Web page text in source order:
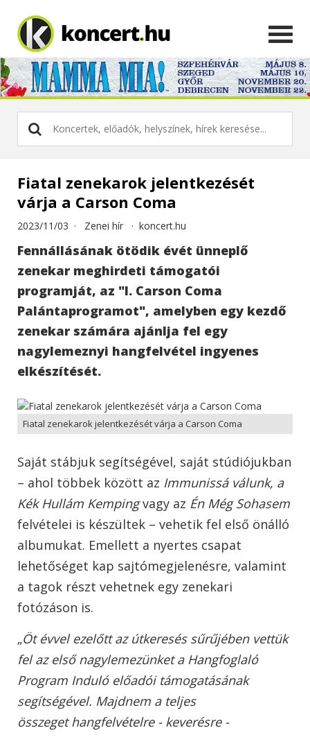
Fiatal zenekarok jelentkezését
várja a Carson Coma
2023/11/03 · Zenei hír · koncert.hu
Fennállásának ötödik évét ünneplő
zenekar meghirdeti támogatói
programját, az "I. Carson Coma
Palántaprogramot", amelyben egy kezdő
zenekar számára ajánlja fel egy
nagylemeznyi hangfelvétel ingyenes
elkészítését.
Fiatal zenekarok jelentkezését várja a Carson Coma
Saját stábjuk segítségével, saját stúdiójukban
– ahol többek között az Immunissá válunk, a
Kék Hullám Kempingvagy az Én Még Sohasem
felvételei is készültek – vehetik fel első önálló
albumukat. Emellett a nyertes csapat
lehetőséget kap sajtómegjelenésre, valamint
a tagok részt vehetnek egy zenekari
fotózáson is.
„Öt évvel ezelőtt az útkeresés sűrűjében vettük
fel az első nagylemezünket a Hangfoglaló
Program Induló előadói támogatásának
segítségével. Majdnem a teljes
összeget hangfelvételre - keverésre -